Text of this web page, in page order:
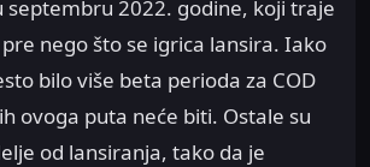
septembru 2022. godine, koji traje
nego što se igrica lansira. Iako
bilo više beta perioda za COD
ovoga puta neće biti. Ostale su
od lansiranja, tako da je